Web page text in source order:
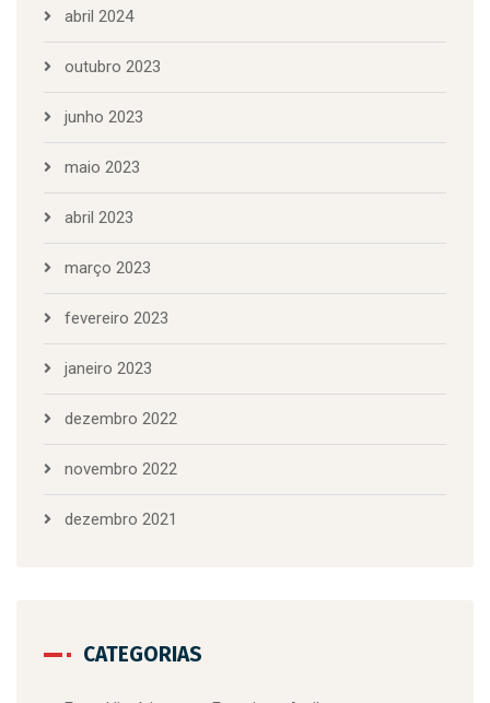
abril 2024
outubro 2023
junho 2023
maio 2023
abril 2023
março 2023
fevereiro 2023
janeiro 2023
dezembro 2022
novembro 2022
dezembro 2021
CATEGORIAS